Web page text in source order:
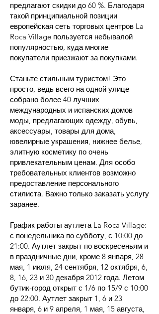
предлагают скидки до 60 %. Благодаря
такой принципиальной позиции
европейская сеть торговых центров La
Roca Village пользуется небывалой
популярностью, куда многие
покупатели приезжают за покупками.
Станьте стильным туристом! Это
просто, ведь всего на одной улице
собрано более 40 лучших
международных и испанских домов
моды, предлагающих одежду, обувь,
аксессуары, товары для дома,
ювелирные украшения, нижнее белье,
элитную косметику по очень
привлекательным ценам. Для особо
требовательных клиентов возможно
предоставление персонального
стилиста. Важно только заказать услугу
заранее.
График работы аутлета La Roca Village:
с понедельника по субботу, с 10:00 до
21:00. Аутлет закрыт по воскресеньям и
в праздничные дни, кроме 8 января, 28
мая, 1 июля, 24 сентября, 12 октября, 6,
8, 16, 23 и 30 декабря 2012 года. Летом
бутик-город открыт с 1/6 по 15/9 с 10:00
до 22:00. Аутлет закрыт 1, 6 и 23
января, 6 и 9 апреля, 1 мая, 15 августа,